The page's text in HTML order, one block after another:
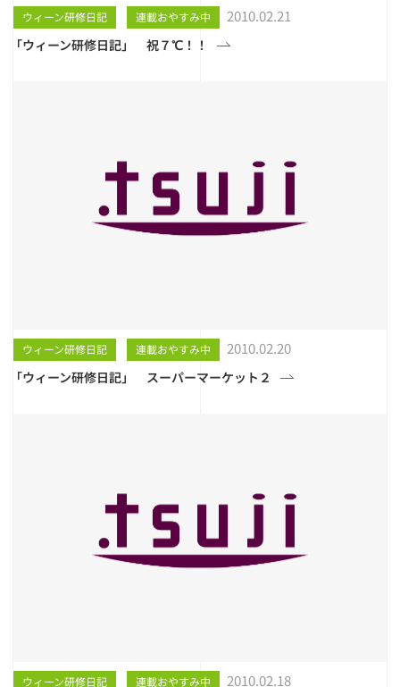
ウィーン研修日記 連載おやすみ中 2010.02.21
「ウィーン研修日記」 祝７℃！！
ウィーン研修日記 連載おやすみ中 2010.02.20
「ウィーン研修日記」 スーパーマーケット２
ウィーン研修日記 連載おやすみ中 2010.02.18